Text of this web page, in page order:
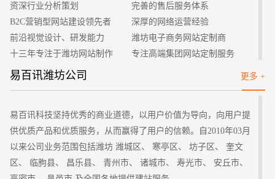
够有利于网站的推广。服务器以及主机的选择同样十分的重要，
根据网站实际运行的情况去做选择，选择合适自己的大小。相对
来说租用服务器以及主机是最好的选择，方便后续内容增多，防
止内存缺失的窘境，毕竟服务器与主机的价格是不便宜的。
3、注意内容的填充
同样的，建立自己的网站需要注意网站内容的填充，不是一
味的将所有内容进行填鸭式的放入，而是有选择的。个人网站首
资深行业分析策划
B2C营销型网站建设领先者
前沿视觉设计、研发能力
十三年专注于潍坊网站制作
客户的满意是我们唯一的宗旨
完善的售后服务体系
深厚的网络运营经验
潍坊电子商务网站定制商
专注高端集团网站定制服务
更多 +
易百讯潍坊公司
易百讯科技坚持优秀的商业道德，以用户价值为导向，向用户提
供优质产品和优质服务，从而赢得了用户的信赖。自2010年03月
以来公司业务范围包括潍坊 潍城区、 寒亭区、 坊子区、 奎文
区、 临朐县、 昌乐县、 青州市、 诸城市、 寿光市、 安丘市、